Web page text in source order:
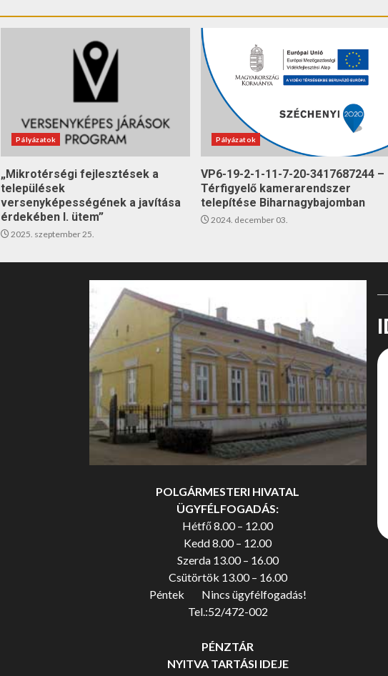
Pályázatok
„Mikrotérségi fejlesztések a
települések
versenyképességének a javítása
érdekében I. ütem”
2025. szeptember 25.
Pályázatok
VP6-19-2-1-11-7-20-3417687244 –
Térfigyelő kamerarendszer
telepítése Biharnagybajomban
2024. december 03.
POLGÁRMESTERI HIVATAL
ÜGYFÉLFOGADÁS:
Hétfő 8.00 – 12.00
Kedd 8.00 – 12.00
Szerda 13.00 – 16.00
Csütörtök 13.00 – 16.00
Péntek Nincs ügyfélfogadás!
Tel.:52/472-002
PÉNZTÁR
NYITVA TARTÁSI IDEJE